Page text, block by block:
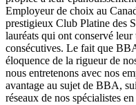
Employeur de choix au
prestigieux Club Platine des
lauréats qui ont conservé
consécutives. Le fait que
éloquence de la rigueur de
nous entretenons avec nos
avantage au sujet de BBA,
réseaux de nos spécialistes